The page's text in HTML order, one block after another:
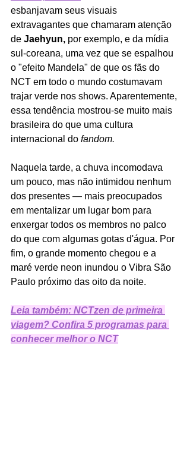
esbanjavam seus visuais
extravagantes que chamaram atenção
de Jaehyun, por exemplo, e da mídia
sul-coreana, uma vez que se espalhou
o "efeito Mandela" de que os fãs do
NCT em todo o mundo costumavam
trajar verde nos shows. Aparentemente,
essa tendência mostrou-se muito mais
brasileira do que uma cultura
internacional do fandom.
Naquela tarde, a chuva incomodava
um pouco, mas não intimidou nenhum
dos presentes — mais preocupados
em mentalizar um lugar bom para
enxergar todos os membros no palco
do que com algumas gotas d'água. Por
fim, o grande momento chegou e a
maré verde neon inundou o Vibra São
Paulo próximo das oito da noite.
Leia também: NCTzen de primeira
viagem? Confira 5 programas para
conhecer melhor o NCT